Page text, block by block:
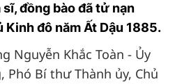
đồng bào đã tử nạn
đô năm Ất Dậu 1885.
Nguyễn Khắc Toàn - Ủy
Bí thư Thành ủy, Chủ